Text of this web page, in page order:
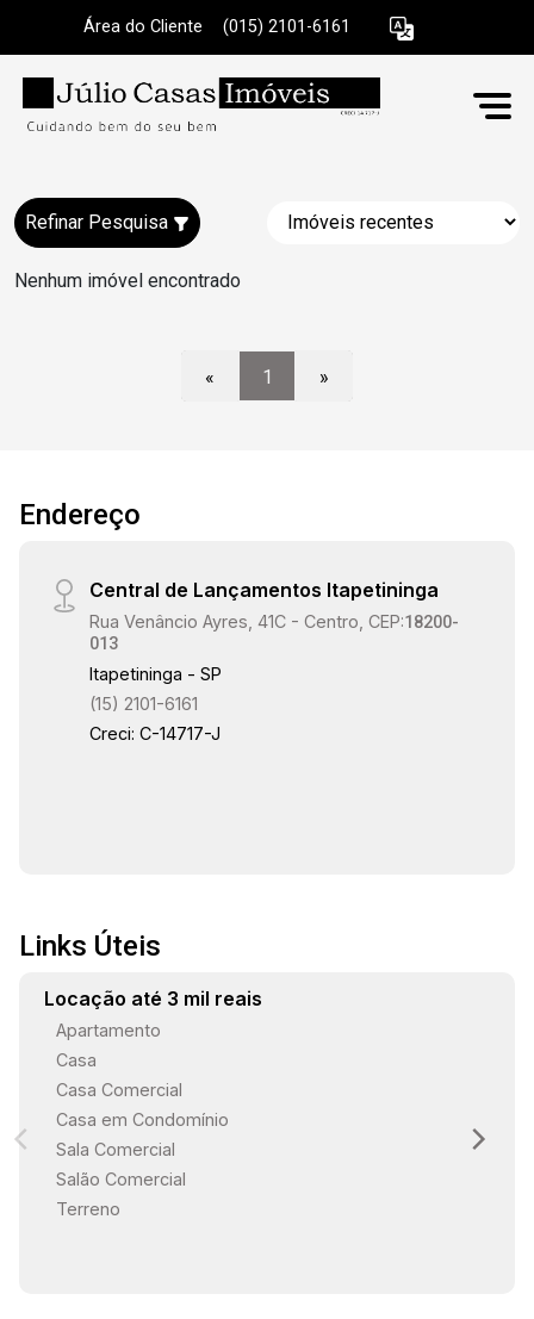
Área do Cliente (015) 2101-6161
Refinar Pesquisa
Nenhum imóvel encontrado
« 1 »
Endereço
Central de Lançamentos Itapetininga
Rua Venâncio Ayres, 41C - Centro, CEP:18200-
013
Itapetininga - SP
(15) 2101-6161
Creci: C-14717-J
Links Úteis
Locação até 3 mil reais
Apartamento
Casa
Casa Comercial
Casa em Condomínio
Sala Comercial
Salão Comercial
Terreno